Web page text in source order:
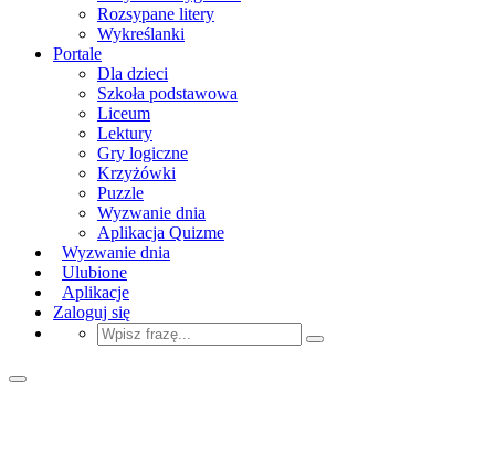
Rozsypane litery
Wykreślanki
Portale
Dla dzieci
Szkoła podstawowa
Liceum
Lektury
Gry logiczne
Krzyżówki
Puzzle
Wyzwanie dnia
Aplikacja Quizme
Wyzwanie dnia
Ulubione
Aplikacje
Zaloguj się